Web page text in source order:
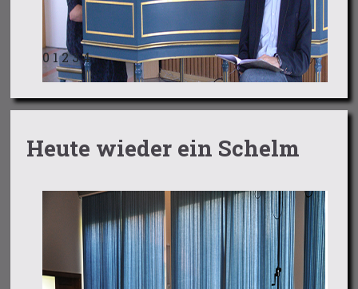
01234
Heute wieder ein Schelm